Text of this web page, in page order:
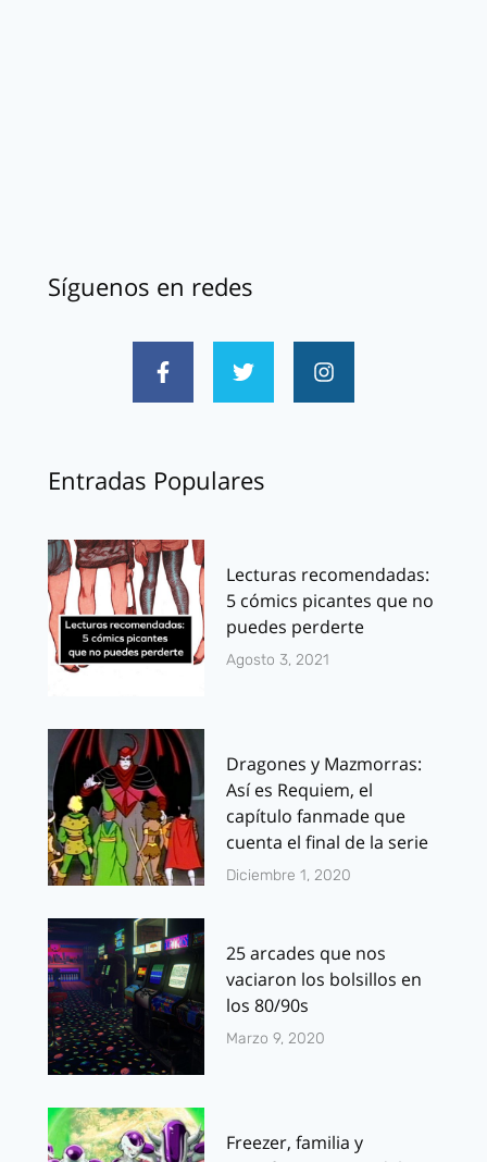
Síguenos en redes
Entradas Populares
Lecturas recomendadas:
5 cómics picantes que no
puedes perderte
Agosto 3, 2021
Dragones y Mazmorras:
Así es Requiem, el
capítulo fanmade que
cuenta el final de la serie
Diciembre 1, 2020
25 arcades que nos
vaciaron los bolsillos en
los 80/90s
Marzo 9, 2020
Freezer, familia y